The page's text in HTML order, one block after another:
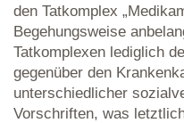
den Tatkomplex
Begehungsweise
Tatkomplexen lediglich
gegenüber den
unterschiedlicher
Vorschriften, was